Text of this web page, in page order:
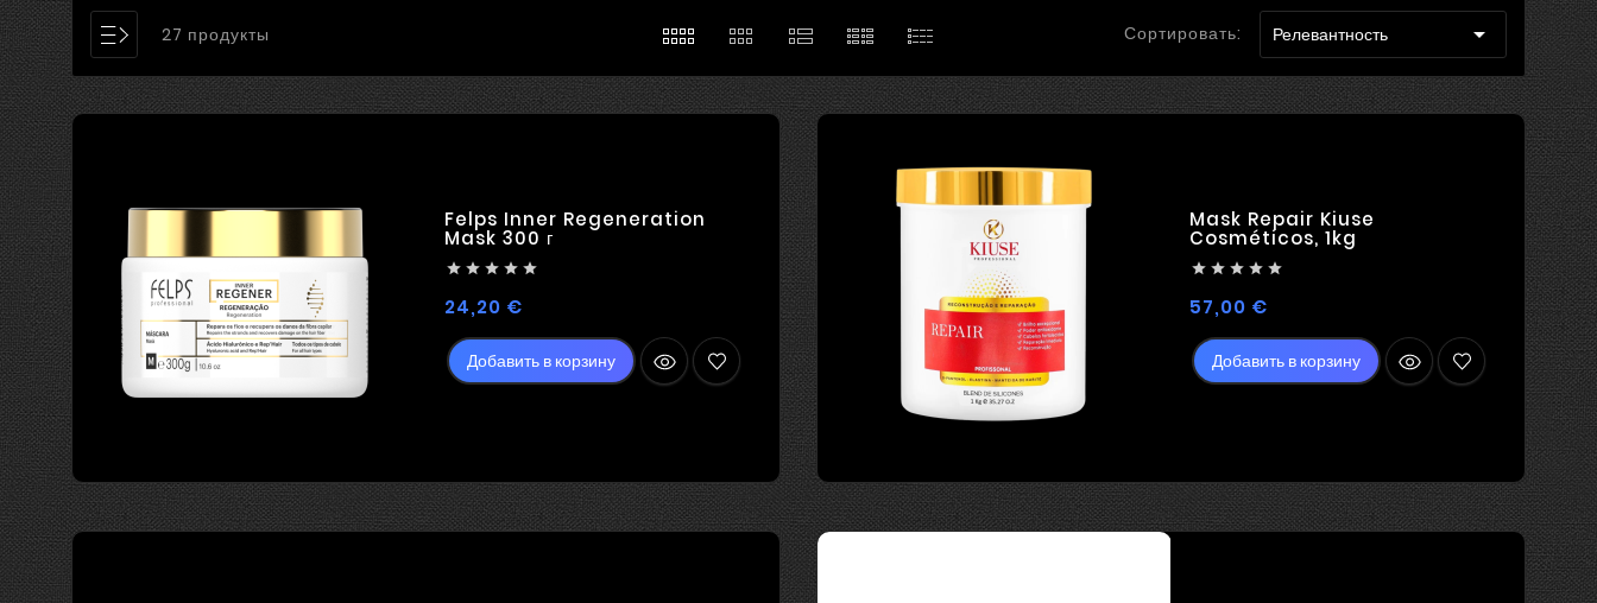
чем
или
...
Кератин Brazilian Nuts
Кератиновый комплекс Brazilian
Nuts от Felps (бразильский орех)
представляет собой
инновационное решение в области
профессионального ухода за ...
источник красоты, хорошего
настроения и женской
привлекательности! Чтобы волосы
27 продукты Сортировать: Релевантность 
Felps Inner Regeneration
Mask 300 г
    
24,20 €Цена
Добавить в корзину
Mask Repair Kiuse
Cosméticos, 1kg
    
57,00 €Цена
Добавить в корзину